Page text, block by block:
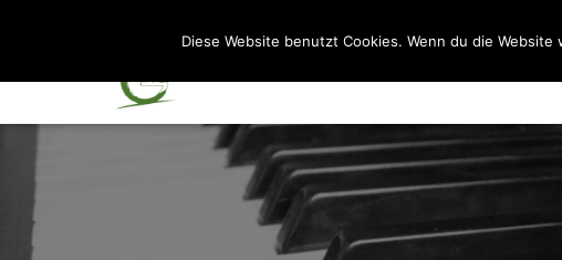
Diese Website benutzt Cookies. Wenn du die